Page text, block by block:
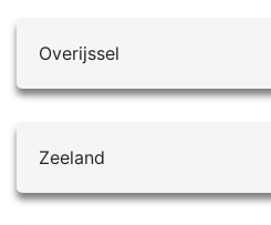
Overijssel
Zeeland